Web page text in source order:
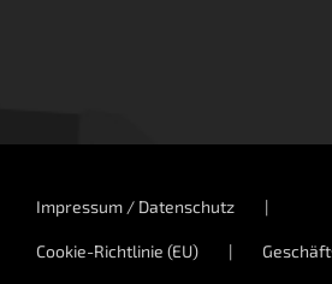
Impressum / Datenschutz
Cookie-Richtlinie (EU)